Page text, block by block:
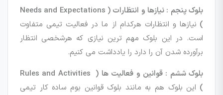
بلوک پنجم : نیازها و انتظارات ( Needs and Expectations
) نیازها و انتظارات هرکدام از ما در فعالیت تیمی متفاوت
است. در این بلوک مهم ترین نیازی که هرشخصی انتظار
برآورده شدن آن را دارد را یادداشت می کنیم.
بلوک ششم : قوانین و فعالیت ها ( Rules and Activities
) این بلوک هم به مانند بلوک قوانین بوم ساده کار تیمی